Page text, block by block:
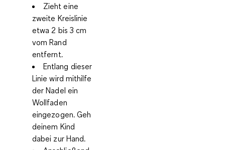
Zieht eine
zweite Kreislinie
etwa 2 bis 3 cm
vom Rand
entfernt.
Entlang dieser
Linie wird mithilfe
der Nadel ein
Wollfaden
eingezogen. Geh
deinem Kind
dabei zur Hand.